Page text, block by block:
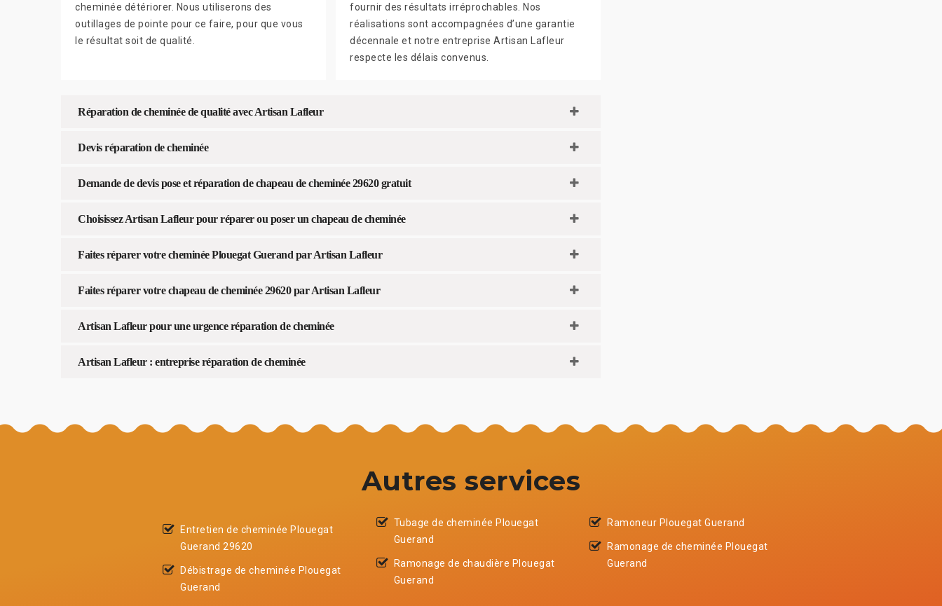
cheminée détériorer. Nous utiliserons des
outillages de pointe pour ce faire, pour que vous
le résultat soit de qualité.
fournir des résultats irréprochables. Nos
réalisations sont accompagnées d’une garantie
décennale et notre entreprise Artisan Lafleur
respecte les délais convenus.
Réparation de cheminée de qualité avec Artisan Lafleur
Devis réparation de cheminée
Demande de devis pose et réparation de chapeau de cheminée 29620 gratuit
Choisissez Artisan Lafleur pour réparer ou poser un chapeau de cheminée
Faites réparer votre cheminée Plouegat Guerand par Artisan Lafleur
Faites réparer votre chapeau de cheminée 29620 par Artisan Lafleur
Artisan Lafleur pour une urgence réparation de cheminée
Artisan Lafleur : entreprise réparation de cheminée
Autres services
Entretien de cheminée Plouegat
Guerand 29620
Débistrage de cheminée Plouegat
Guerand
Tubage de cheminée Plouegat
Guerand
Ramonage de chaudière Plouegat
Guerand
Ramoneur Plouegat Guerand
Ramonage de cheminée Plouegat
Guerand